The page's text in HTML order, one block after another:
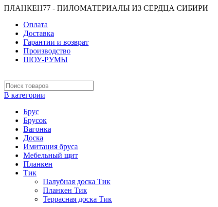
ПЛАНКЕН77 - ПИЛОМАТЕРИАЛЫ ИЗ СЕРДЦА СИБИРИ
Оплата
Доставка
Гарантии и возврат
Производство
ШОУ-РУМЫ
В категории
Брус
Брусок
Вагонка
Доска
Имитация бруса
Мебельный щит
Планкен
Тик
Палубная доска Тик
Планкен Тик
Террасная доска Тик